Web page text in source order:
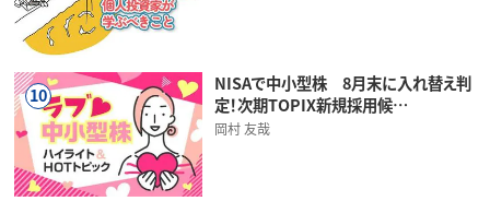
10
NISAで中小型株 8月末に入れ替え判
定！次期TOPIX新規採用候…
岡村 友哉